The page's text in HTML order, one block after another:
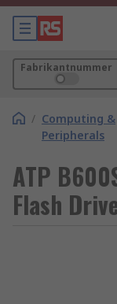
Fabrikantnummer
/ Computing &
Peripherals
ATP
Flash